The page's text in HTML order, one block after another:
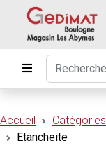
Accueil Catégories
Etancheite